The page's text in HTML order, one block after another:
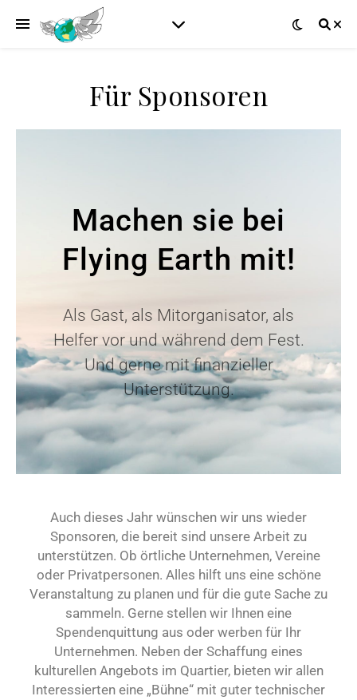
Für Sponsoren
Machen sie bei
Flying Earth mit!
Als Gast, als Mitorganisator, als
Helfer vor und während dem Fest.
Und gerne mit finanzieller
Unterstützung.
Auch dieses Jahr wünschen wir uns wieder
Sponsoren, die bereit sind unsere Arbeit zu
unterstützen. Ob örtliche Unternehmen, Vereine
oder Privatpersonen. Alles hilft uns eine schöne
Veranstaltung zu planen und für die gute Sache zu
sammeln. Gerne stellen wir Ihnen eine
Spendenquittung aus oder werben für Ihr
Unternehmen. Neben der Schaffung eines
kulturellen Angebots im Quartier, bieten wir allen
Interessierten eine „Bühne“ mit guter technischer